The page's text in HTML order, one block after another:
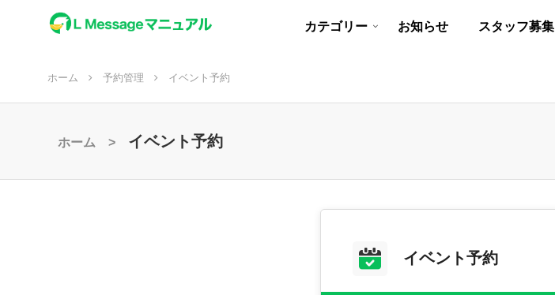
カテゴリー お知らせ スタッフ募集
ホーム 予約管理 イベント予約
ホーム > イベント予約
イベント予約